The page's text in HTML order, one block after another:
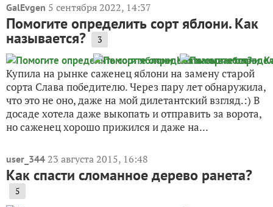
GalEvgen 5 сентября 2022, 14:37
Помогите определить сорт яблони. Как
называется? 3
Купила на рынке саженец яблони на замену старой
сорта Слава победителю. Через пару лет обнаружила,
что это не оно, даже на мой дилетантский взгляд.:) В
досаде хотела даже выкопать и отправить за ворота,
но саженец хорошо прижился и даже на...
user_344 23 августа 2015, 16:48
Как спасти сломанное дерево ранета?
5